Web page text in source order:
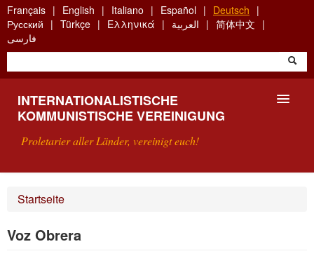
Skip
to
main
content
Français English Italiano Español
Deutsch
Русский
Türkçe Ελληνικά العربية
简体中文
فارسی
INTERNATIONALISTISCHE
KOMMUNISTISCHE VEREINIGUNG
Proletarier aller Länder, vereinigt euch!
Startseite
Voz Obrera